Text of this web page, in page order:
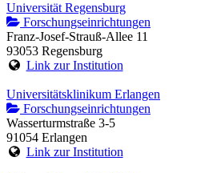
Universität Regensburg
Forschungseinrichtungen
Franz-Josef-Strauß-Allee 11
93053 Regensburg
Link zur Institution
Universitätsklinikum Erlangen
Forschungseinrichtungen
Wasserturmstraße 3-5
91054 Erlangen
Link zur Institution